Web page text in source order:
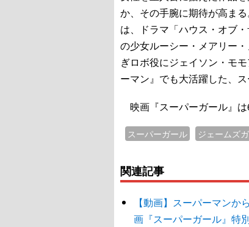
か、その手腕に期待が高ま
は、ドラマ「ハウス・オブ
の少女ルーシー・メアリー
ぎロボ役にジェイソン・モ
ーマン』でも大活躍した、ス
映画『スーパーガール』
スーパーガール ジェームズ
関連記事
【動画】スーパーマン
画『スーパーガール』特